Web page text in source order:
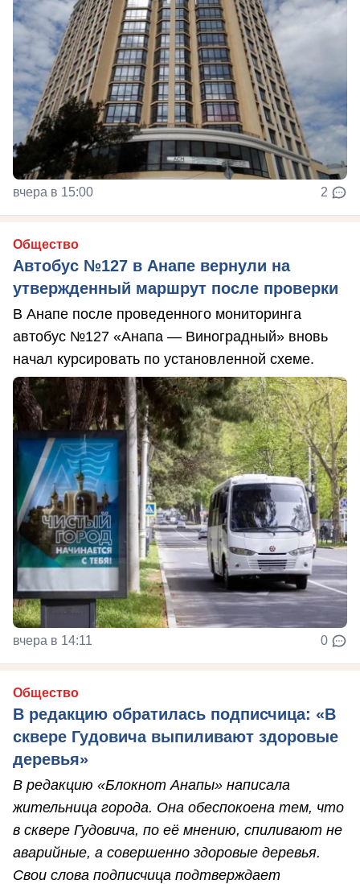
вчера в 15:00 2
Общество
Автобус №127 в Анапе вернули на
утвержденный маршрут после проверки
В Анапе после проведенного мониторинга
автобус №127 «Анапа — Виноградный» вновь
начал курсировать по установленной схеме.
вчера в 14:11 0
Общество
В редакцию обратилась подписчица: «В
сквере Гудовича выпиливают здоровые
деревья»
В редакцию «Блокнот Анапы» написала
жительница города. Она обеспокоена тем, что
в сквере Гудовича, по её мнению, спиливают не
аварийные, а совершенно здоровые деревья.
Свои слова подписчица подтверждает